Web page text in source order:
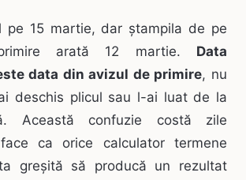
pe 15 martie, dar ștampila de pe
arată 12 martie. Data
data din avizul de primire, nu
deschis plicul sau l-ai luat de la
Această confuzie costă zile
ca orice calculator termene
greșită să producă un rezultat